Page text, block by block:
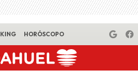
HORÓSCOPO